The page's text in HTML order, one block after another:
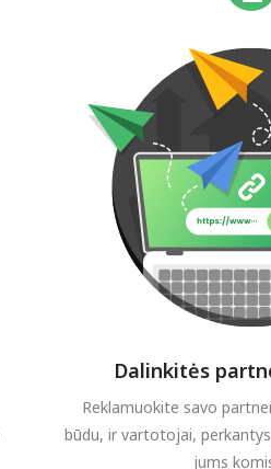
Dalinkitės
Reklamuokite savo
būdu, ir vartotojai,
jums